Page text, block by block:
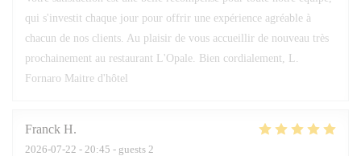
qui s'investit chaque jour pour offrir une expérience agréable à
chacun de nos clients. Au plaisir de vous accueillir de nouveau très
prochainement au restaurant L'Opale. Bien cordialement, L.
Fornaro Maitre d'hôtel
Franck H
2026-07-22 - 20:45 - guests 2